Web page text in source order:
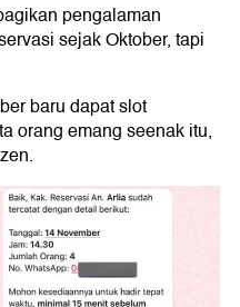
pengalaman
sejak Oktober, tapi
baru dapat slot
orang emang seenak itu,